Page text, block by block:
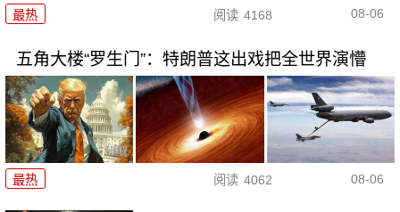
最热 阅读 4168 08-06
五角大楼“罗生门”：特朗普这出戏把全世界演懵
最热 阅读 4062 08-06